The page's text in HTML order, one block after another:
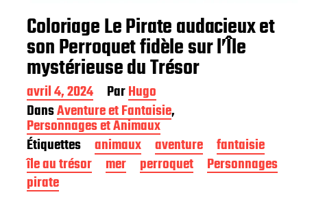
Coloriage Le Pirate audacieux et
son Perroquet fidèle sur l’Île
mystérieuse du Trésor
D
a
t
e
d
e
p
u
avril 4, 2024 ParHugo
DansAventure et Fantaisie,
Personnages et Animaux
Étiquettes
animaux aventure
fantaisie
île au trésor
mer perroquet
Personnages
pirate